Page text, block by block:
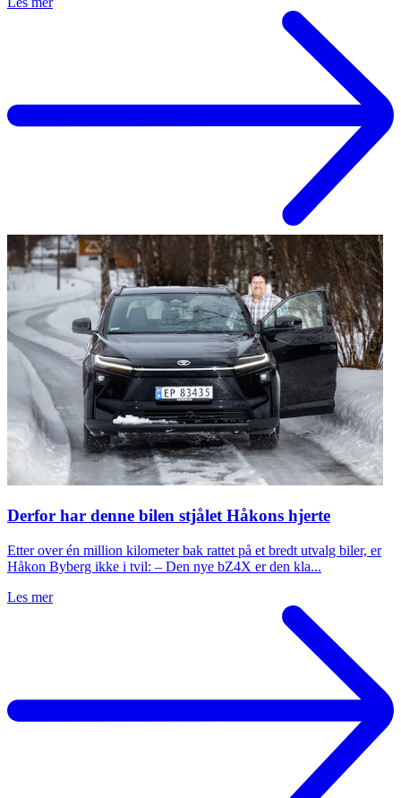
Derfor har denne bilen stjålet Håkons hjerte
Etter over én million kilometer bak rattet på et bredt utvalg biler, er
Håkon Byberg ikke i tvil: – Den nye bZ4X er den kla...
Les mer